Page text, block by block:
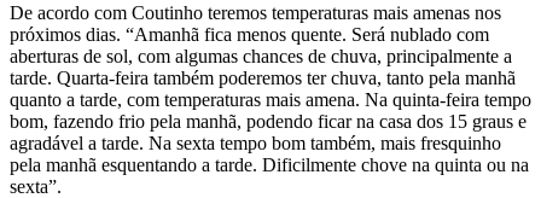
De acordo com Coutinho teremos temperaturas mais amenas nos
próximos dias. “Amanhã fica menos quente. Será nublado com
aberturas de sol, com algumas chances de chuva, principalmente a
tarde. Quarta-feira também poderemos ter chuva, tanto pela manhã
quanto a tarde, com temperaturas mais amena. Na quinta-feira tempo
bom, fazendo frio pela manhã, podendo ficar na casa dos 15 graus e
agradável a tarde. Na sexta tempo bom também, mais fresquinho
pela manhã esquentando a tarde. Dificilmente chove na quinta ou na
sexta”.